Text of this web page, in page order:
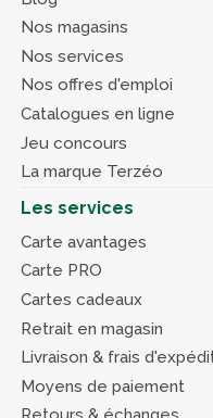
Nos magasins
Nos services
Nos offres d'emploi
Catalogues en ligne
Jeu concours
La marque Terzéo
Les services
Carte avantages
Carte PRO
Cartes cadeaux
Retrait en magasin
Livraison & frais
Moyens de paiement